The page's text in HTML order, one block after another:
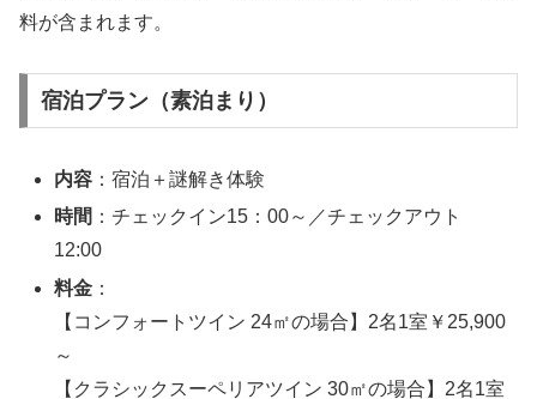
料が含まれます。
宿泊プラン（素泊まり）
内容 ：宿泊＋謎解き体験
時間 ：チェックイン15：00～／チェックアウト
12:00
料金 ：
【コンフォートツイン 24㎡の場合】2名1室￥25,900
～
【クラシックスーペリアツイン 30㎡の場合】2名1室